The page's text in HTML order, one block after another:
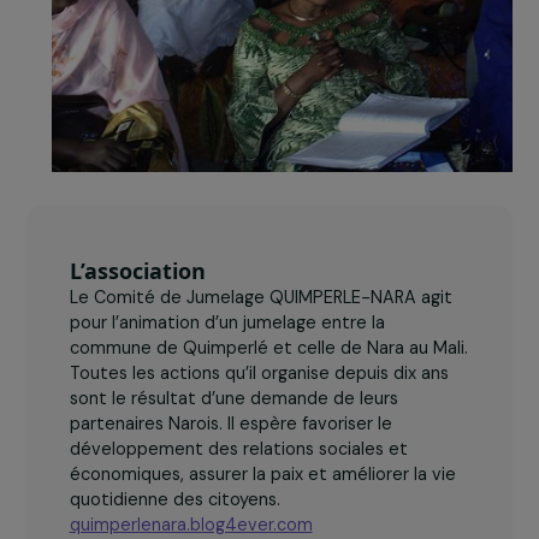
L’association
Le Comité de Jumelage QUIMPERLE-NARA agit